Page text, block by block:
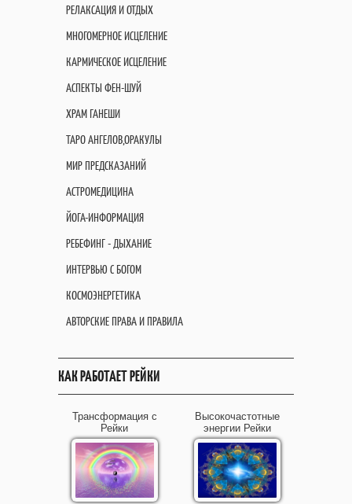
РЕЛАКСАЦИЯ И ОТДЫХ
МНОГОМЕРНОЕ ИСЦЕЛЕНИЕ
КАРМИЧЕСКОЕ ИСЦЕЛЕНИЕ
АСПЕКТЫ ФЕН-ШУЙ
ХРАМ ГАНЕШИ
ТАРО АНГЕЛОВ,ОРАКУЛЫ
МИР ПРЕДСКАЗАНИЙ
АСТРОМЕДИЦИНА
ЙОГА-ИНФОРМАЦИЯ
РЕБЕФИНГ - ДЫХАНИЕ
ИНТЕРВЬЮ С БОГОМ
КОСМОЭНЕРГЕТИКА
АВТОРСКИЕ ПРАВА И ПРАВИЛА
КАК РАБОТАЕТ РЕЙКИ
Трансформация с
Рейки
Высокочастотные
энергии Рейки